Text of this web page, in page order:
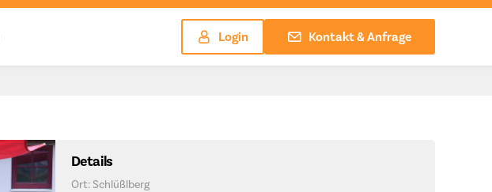
Login Kontakt & Anfrage
Details
Ort: Schlüßlberg